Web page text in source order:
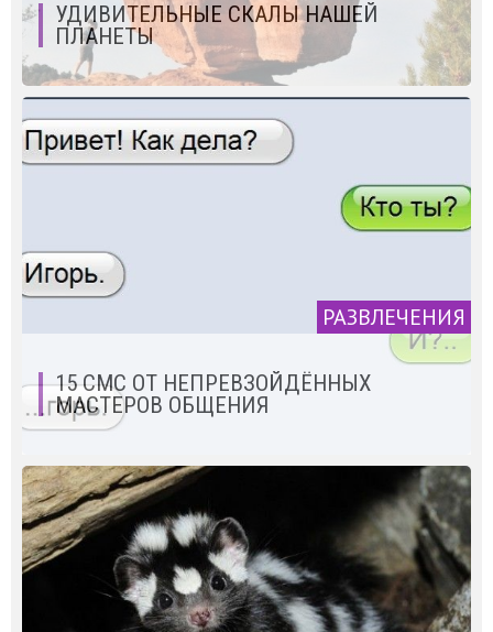
УДИВИТЕЛЬНЫЕ СКАЛЫ НАШЕЙ
ПЛАНЕТЫ
РАЗВЛЕЧЕНИЯ
15 СМС ОТ НЕПРЕВЗОЙДЁННЫХ
МАСТЕРОВ ОБЩЕНИЯ